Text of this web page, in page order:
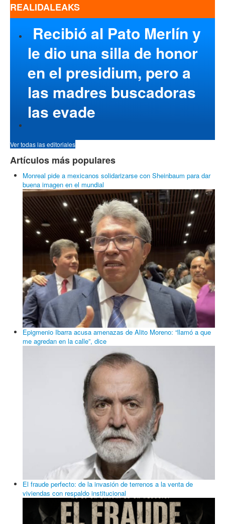
REALIDALEAKS
Recibió al Pato Merlín y
le dio una silla de honor
en el presidium, pero a
las madres buscadoras
las evade
Ver todas las editoriales
Artículos más populares
Monreal pide a mexicanos solidarizarse con Sheinbaum para dar
buena imagen en el mundial
Epigmenio Ibarra acusa amenazas de Alito Moreno: “llamó a que
me agredan en la calle”, dice
El fraude perfecto: de la invasión de terrenos a la venta de
viviendas con respaldo institucional